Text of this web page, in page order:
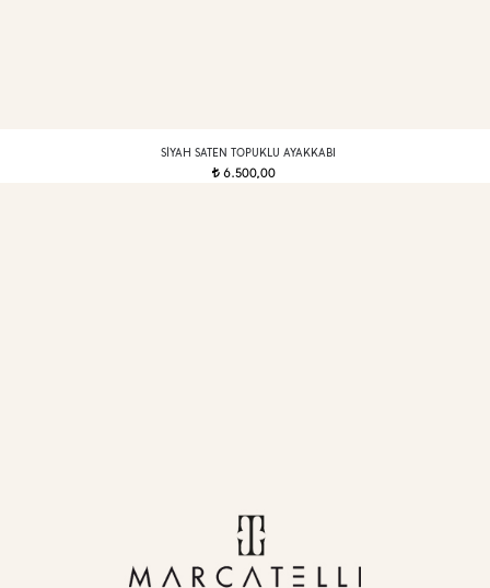
SIYAH SATEN TOPUKLU AYAKKABI
t 6.500,00